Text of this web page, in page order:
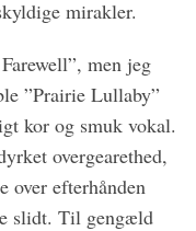
mirakler.
men jeg
”Prairie Lullaby”
kor og smuk vokal.
overgearethed,
over efterhånden
slidt. Til gengæld